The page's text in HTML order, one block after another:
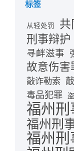
标签
从轻处罚 共
刑事辩护
寻衅滋事
故意伤害
敲诈勒索
毒品犯罪
福州刑
福州刑
福州刑